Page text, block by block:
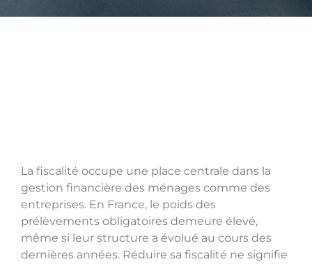
La fiscalité occupe une place centrale dans la
gestion financière des ménages comme des
entreprises. En France, le poids des
prélèvements obligatoires demeure élevé,
même si leur structure a évolué au cours des
dernières années. Réduire sa fiscalité ne signifie